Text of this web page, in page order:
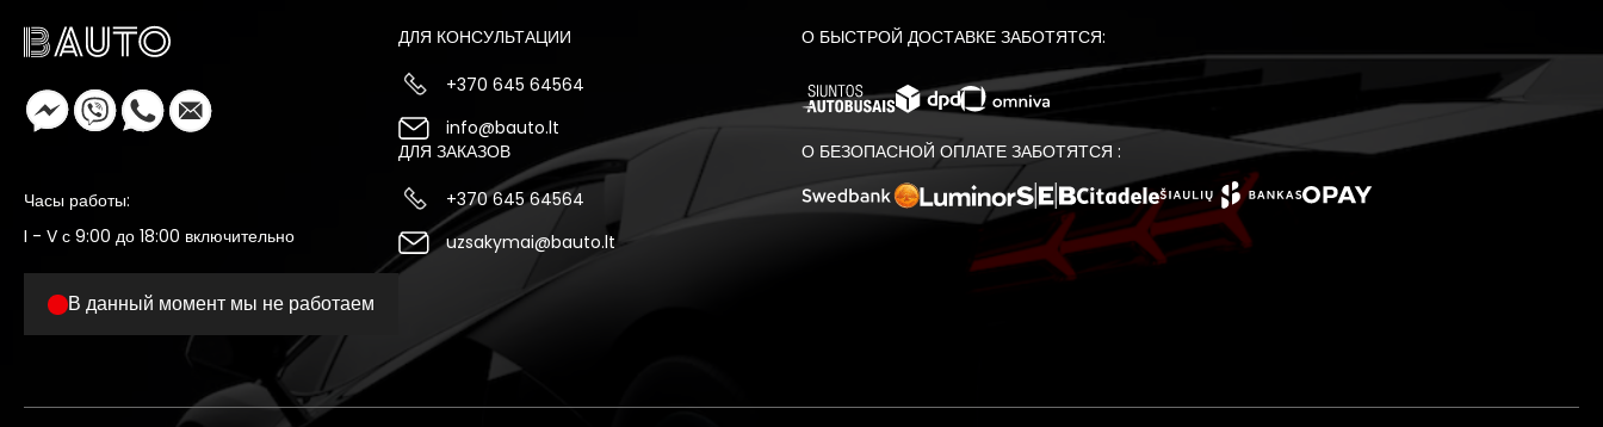
Часы работы:
I - V с 9:00 до 18:00 включительно
В данный момент мы не работаем
ДЛЯ КОНСУЛЬТАЦИИ
+370 645 64564
info@bauto.lt
ДЛЯ ЗАКАЗОВ
+370 645 64564
uzsakymai@bauto.lt
О БЫСТРОЙ ДОСТАВКЕ ЗАБОТЯТСЯ:
О БЕЗОПАСНОЙ ОПЛАТЕ ЗАБОТЯТСЯ :